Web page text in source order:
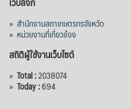
» สำนักงานสภาเกษตรกรจังหวัด
» หน่วยงานที่เกี่ยวข้อง
สถิติผู้ใช้งานเว็บไซต์
» Total :2038074
» Today :694